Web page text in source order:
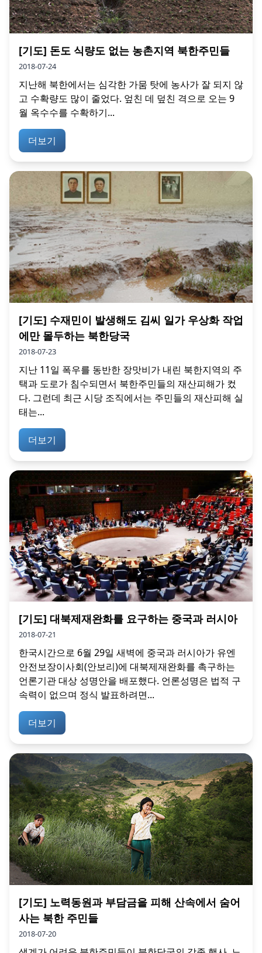
[기도] 돈도 식량도 없는 농촌지역 북한주민들
2018-07-24
지난해 북한에서는 심각한 가뭄 탓에 농사가 잘 되지 않
고 수확량도 많이 줄었다. 엎친 데 덮친 격으로 오는 9
월 옥수수를 수확하기...
더보기
[기도] 수재민이 발생해도 김씨 일가 우상화 작업
에만 몰두하는 북한당국
2018-07-23
지난 11일 폭우를 동반한 장맛비가 내린 북한지역의 주
택과 도로가 침수되면서 북한주민들의 재산피해가 컸
다. 그런데 최근 시당 조직에서는 주민들의 재산피해 실
태는...
더보기
[기도] 대북제재완화를 요구하는 중국과 러시아
2018-07-21
한국시간으로 6월 29일 새벽에 중국과 러시아가 유엔
안전보장이사회(안보리)에 대북제재완화를 촉구하는
언론기관 대상 성명안을 배포했다. 언론성명은 법적 구
속력이 없으며 정식 발표하려면...
더보기
[기도] 노력동원과 부담금을 피해 산속에서 숨어
사는 북한 주민들
2018-07-20